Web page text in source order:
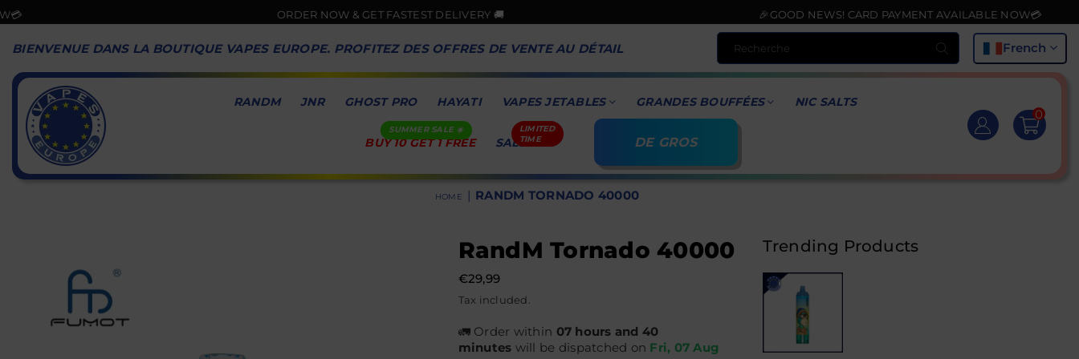
ORDER NOW & GET FASTEST DELIVERY 🚚 🎉GOOD NEWS! CARD PAYMENT AVAILABLE NOW💳
BIENVENUE DANS LA BOUTIQUE VAPES EUROPE. PROFITEZ DES OFFRES DE VENTE AU DÉTAIL RechercheFrench
VAPES
EUROPE
RANDM JNR GHOST PRO HAYATI VAPES JETABLES GRANDES BOUFFÉES NIC SALTS
BUY 10 GET 1 FREE SALE DE GROS
0
HOME | RANDM TORNADO 40000
RandM Tornado 40000
Prix
régulier
€29,99
Tax included.
🚛 Order within 07 hours and 40
minutes will be dispatched on Fri, 07 Aug
Trending Products